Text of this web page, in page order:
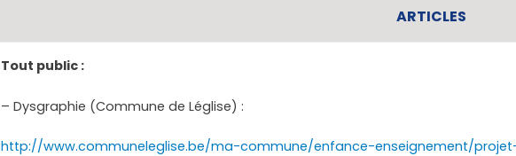
ARTICLES
Tout public :
– Dysgraphie (Commune de Léglise) :
http://www.communeleglise.be/ma-commune/enfance-enseignement/